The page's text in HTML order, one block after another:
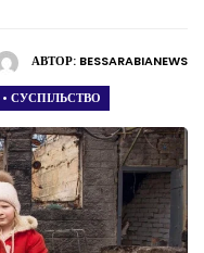
АВТОР: BESSARABIANEWS
• СУСПІЛЬСТВО